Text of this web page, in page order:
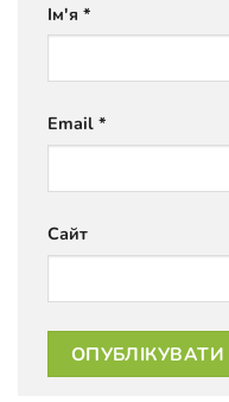
Ім'я *
Email *
Сайт